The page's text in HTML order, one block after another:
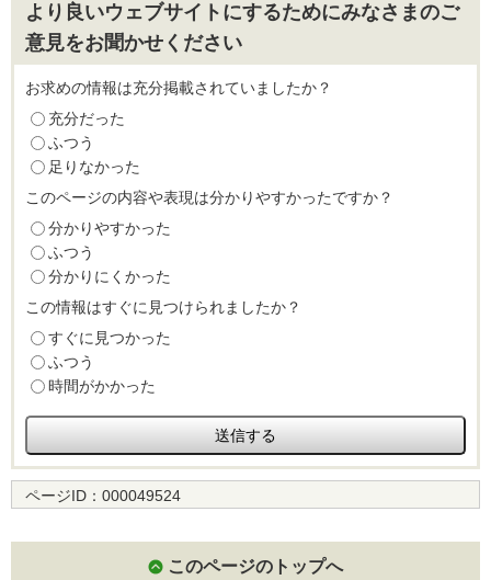
より良いウェブサイトにするためにみなさまのご
意見をお聞かせください
お求めの情報は充分掲載されていましたか？
充分だった
ふつう
足りなかった
このページの内容や表現は分かりやすかったですか？
分かりやすかった
ふつう
分かりにくかった
この情報はすぐに見つけられましたか？
すぐに見つかった
ふつう
時間がかかった
ページID： 000049524
このページのトップへ